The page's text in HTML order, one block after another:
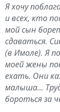
Я хочу
и всех, кто
мой сын
сдаваться.
(в Имоле). Я
моей жены
ехать. Они
малыша…
бороться за